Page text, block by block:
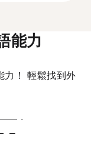
能力
力！ 輕鬆找到外